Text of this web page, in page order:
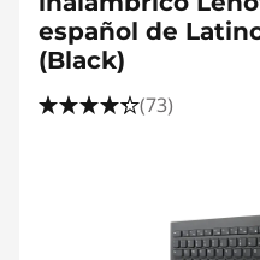
español de
(Black)
(73)